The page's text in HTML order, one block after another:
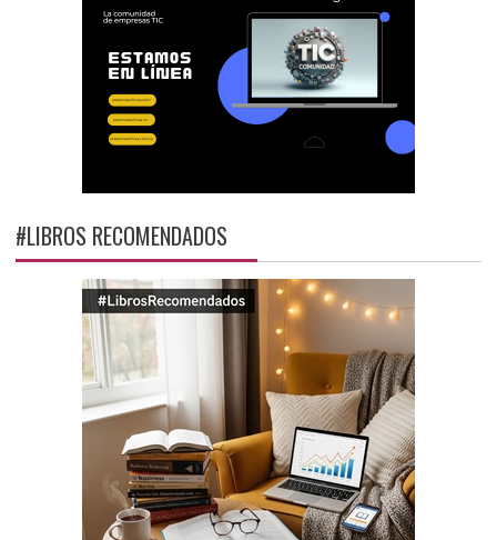
#LIBROS RECOMENDADOS